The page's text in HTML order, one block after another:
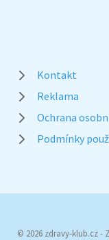
Kontakt
Reklama
Ochrana
Podmínky
© 2026 zdravy-klub.cz -